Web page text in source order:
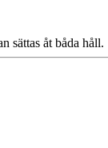
sättas åt båda håll.